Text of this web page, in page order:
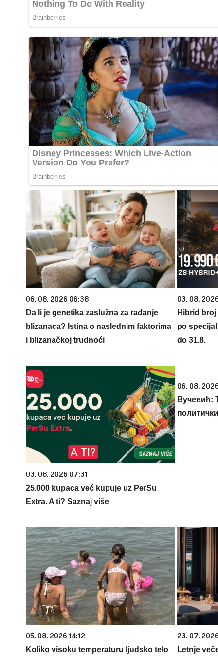
06. 08. 2026 06:38
Da li je genetika zaslužna za rađanje
blizanaca? Istina o naslednim faktorima
i blizanačkoj trudnoći
03. 08.
Hibrid
po
do 31.8.
03. 08. 2026 07:31
25.000 kupaca već kupuje uz PerSu
Extra. A ti? Saznaj više
06. 08.
Вучевић:
05. 08. 2026 14:12
Koliko visoku temperaturu ljudsko telo
23. 07.
Letnje